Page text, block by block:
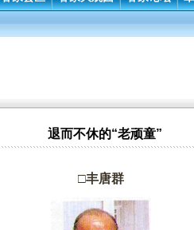
退而不休的“老顽童”
□丰唐群